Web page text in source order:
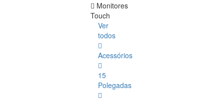
Monitores
Touch
Ver
todos
Acessórios
15
Polegadas